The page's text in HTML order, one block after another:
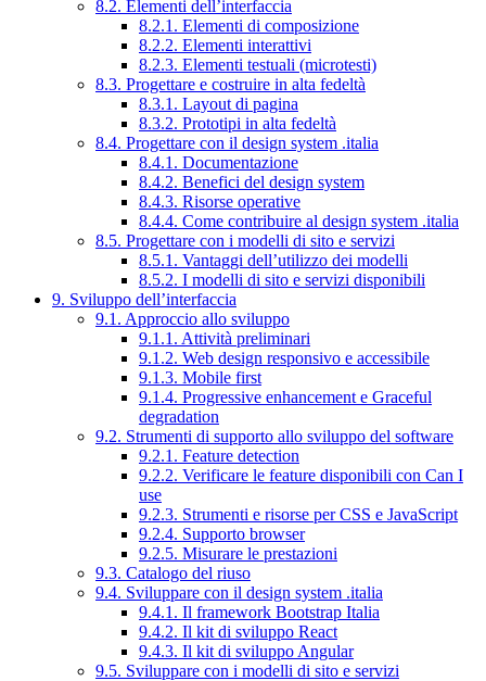
8.2. Elementi dell’interfaccia
8.2.1. Elementi di composizione
8.2.2. Elementi interattivi
8.2.3. Elementi testuali (microtesti)
8.3. Progettare e costruire in alta fedeltà
8.3.1. Layout di pagina
8.3.2. Prototipi in alta fedeltà
8.4. Progettare con il design system .italia
8.4.1. Documentazione
8.4.2. Benefici del design system
8.4.3. Risorse operative
8.4.4. Come contribuire al design system .italia
8.5. Progettare con i modelli di sito e servizi
8.5.1. Vantaggi dell’utilizzo dei modelli
8.5.2. I modelli di sito e servizi disponibili
9. Sviluppo dell’interfaccia
9.1. Approccio allo sviluppo
9.1.1. Attività preliminari
9.1.2. Web design responsivo e accessibile
9.1.3. Mobile first
9.1.4. Progressive enhancement e Graceful
degradation
9.2. Strumenti di supporto allo sviluppo del software
9.2.1. Feature detection
9.2.2. Verificare le feature disponibili con Can I
use
9.2.3. Strumenti e risorse per CSS e JavaScript
9.2.4. Supporto browser
9.2.5. Misurare le prestazioni
9.3. Catalogo del riuso
9.4. Sviluppare con il design system .italia
9.4.1. Il framework Bootstrap Italia
9.4.2. Il kit di sviluppo React
9.4.3. Il kit di sviluppo Angular
9.5. Sviluppare con i modelli di sito e servizi